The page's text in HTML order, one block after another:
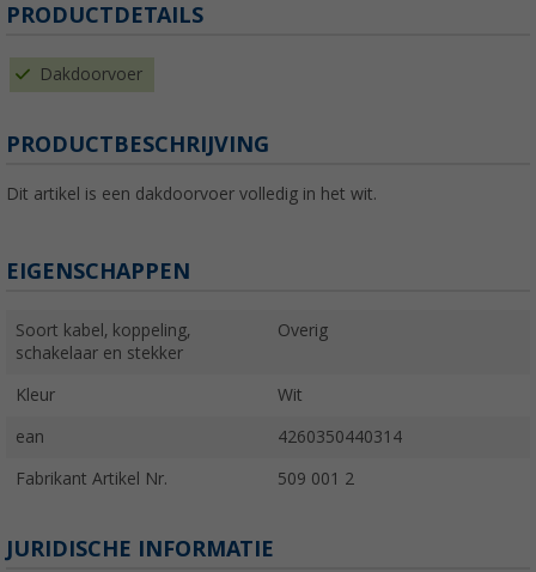
PRODUCTDETAILS
Dakdoorvoer
PRODUCTBESCHRIJVING
Dit artikel is een dakdoorvoer volledig in het wit.
EIGENSCHAPPEN
Soort kabel, koppeling,
schakelaar en stekker
Overig
Kleur Wit
ean 4260350440314
Fabrikant Artikel Nr. 509 001 2
JURIDISCHE INFORMATIE